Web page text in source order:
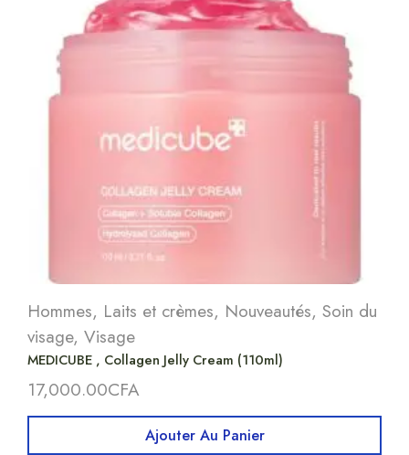
Hommes, Laits et crèmes, Nouveautés, Soin du
visage, Visage
MEDICUBE , Collagen Jelly Cream (110ml)
17,000.00CFA
Ajouter Au Panier